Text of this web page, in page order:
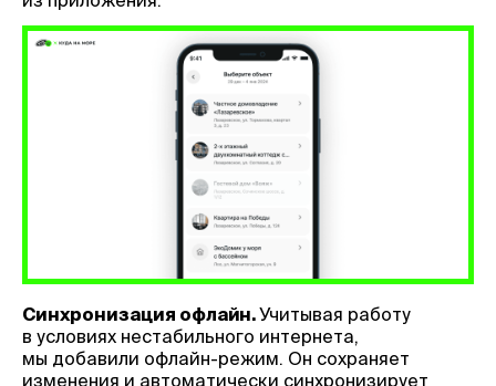
Синхронизация офлайн.Учитывая работу
в условиях нестабильного интернета,
мы добавили офлайн-режим. Он сохраняет
изменения и автоматически синхронизирует